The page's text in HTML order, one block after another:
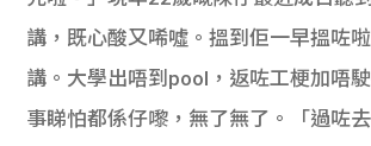
講，既心酸又唏噓。搵到佢一早搵咗
講。大學出唔到pool，返咗工梗加唔
事睇怕都係仔嚟，無了無了。「過咗